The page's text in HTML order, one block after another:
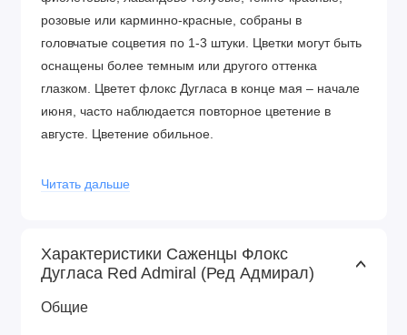
розовые или карминно-красные, собраны в
головчатые соцветия по 1-3 штуки. Цветки могут быть
оснащены более темным или другого оттенка
глазком. Цветет флокс Дугласа в конце мая – начале
июня, часто наблюдается повторное цветение в
августе. Цветение обильное.
шиловидный, но разрастается он немного
чувствует себя на рыхлых, бедных, сухих почвах с рН
ближе к нейтральной. На почве слишком
плодородной образуют много зелени, но цветут
Читать дальше
Характеристики Саженцы Флокс
Дугласа Red Admiral (Ред Адмирал)
Общие